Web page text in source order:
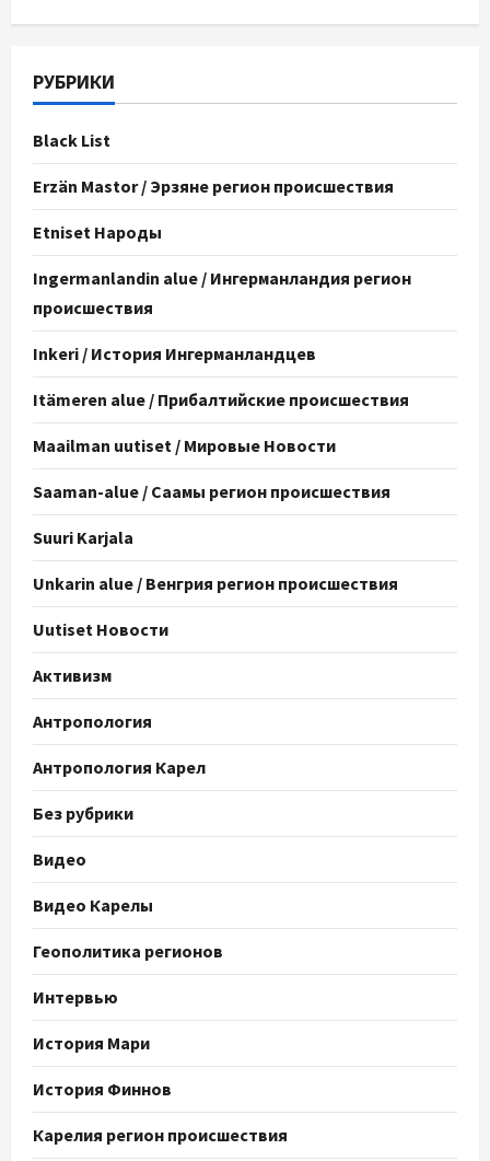
РУБРИКИ
Black List
Erzän Mastor / Эрзяне регион происшествия
Etniset Народы
Ingermanlandin alue / Ингерманландия регион
происшествия
Inkeri / История Ингерманландцев
Itämeren alue / Прибалтийские происшествия
Maailman uutiset / Мировые Новости
Saaman-alue / Саамы регион происшествия
Suuri Karjala
Unkarin alue / Венгрия регион происшествия
Uutiset Новости
Активизм
Антропология
Антропология Карел
Без рубрики
Видео
Видео Карелы
Геополитика регионов
Интервью
История Мари
История Финнов
Карелия регион происшествия